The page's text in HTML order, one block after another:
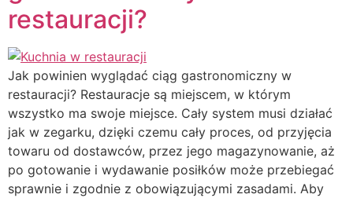
restauracji?
Jak powinien wyglądać ciąg gastronomiczny w
restauracji? Restauracje są miejscem, w którym
wszystko ma swoje miejsce. Cały system musi działać
jak w zegarku, dzięki czemu cały proces, od przyjęcia
towaru od dostawców, przez jego magazynowanie, aż
po gotowanie i wydawanie posiłków może przebiegać
sprawnie i zgodnie z obowiązującymi zasadami. Aby